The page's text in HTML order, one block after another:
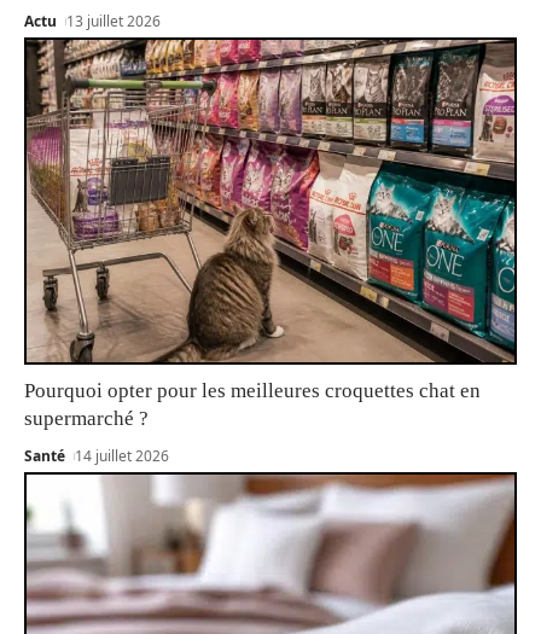
Actu 13 juillet 2026
Pourquoi opter pour les meilleures croquettes chat en
supermarché ?
Santé 14 juillet 2026